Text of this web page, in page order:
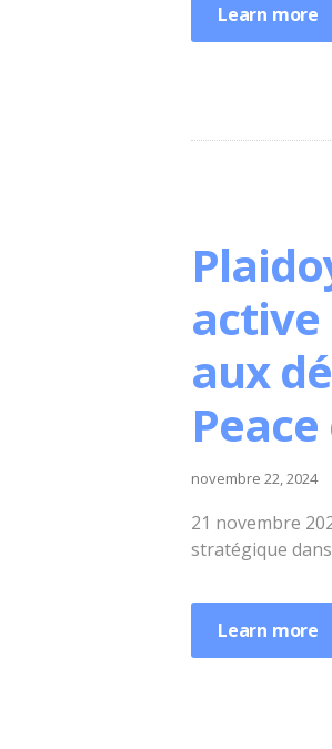
Learn more
active
aux
novembre 22, 2024
21 novembre
stratégique
Learn more